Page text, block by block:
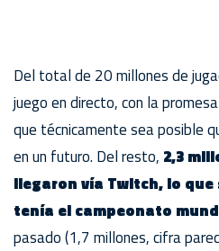
Del total de 20 millones de
juego en directo, con la
que técnicamente sea posible
en un futuro. Del resto, 2,3
llegaron vía Twitch, lo
tenía el campeonato
pasado (1,7 millones, cifra